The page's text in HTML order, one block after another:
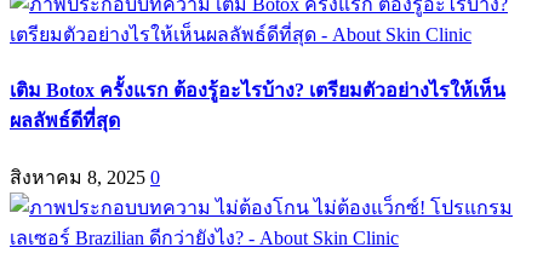
เติม Botox ครั้งแรก ต้องรู้อะไรบ้าง? เตรียมตัวอย่างไรให้เห็น
ผลลัพธ์ดีที่สุด
สิงหาคม 8, 2025 0